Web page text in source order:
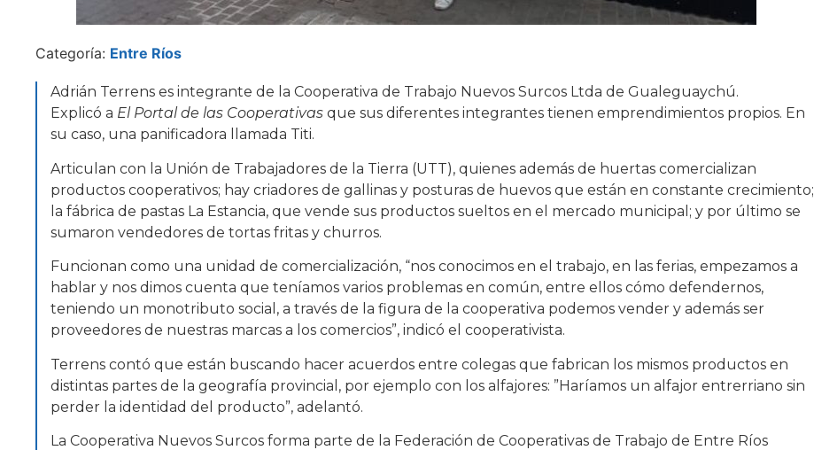
Categoría: Entre Ríos
Adrián Terrens es integrante de la Cooperativa de Trabajo Nuevos Surcos Ltda de Gualeguaychú.
Explicó a El Portal de las Cooperativas que sus diferentes integrantes tienen emprendimientos propios. En
su caso, una panificadora llamada Titi.
Articulan con la Unión de Trabajadores de la Tierra (UTT), quienes además de huertas comercializan
productos cooperativos; hay criadores de gallinas y posturas de huevos que están en constante crecimiento;
la fábrica de pastas La Estancia, que vende sus productos sueltos en el mercado municipal; y por último se
sumaron vendedores de tortas fritas y churros.
Funcionan como una unidad de comercialización, “nos conocimos en el trabajo, en las ferias, empezamos a
hablar y nos dimos cuenta que teníamos varios problemas en común, entre ellos cómo defendernos,
teniendo un monotributo social, a través de la figura de la cooperativa podemos vender y además ser
proveedores de nuestras marcas a los comercios”, indicó el cooperativista.
Terrens contó que están buscando hacer acuerdos entre colegas que fabrican los mismos productos en
distintas partes de la geografía provincial, por ejemplo con los alfajores: ”Haríamos un alfajor entrerriano sin
perder la identidad del producto”, adelantó.
La Cooperativa Nuevos Surcos forma parte de la Federación de Cooperativas de Trabajo de Entre Ríos